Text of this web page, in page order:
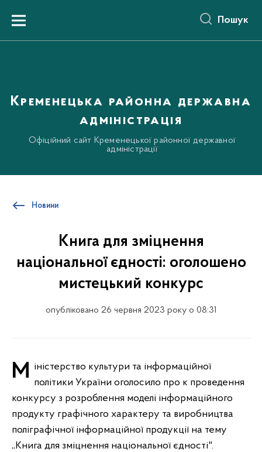
вмістуMenu Пошук
Кременецька районна державна
адміністрація
Офіційний сайт Кременецької районної державної
адміністрації
Новини
Книга для зміцнення
національної єдності: оголошено
мистецький конкурс
опубліковано 26 червня 2023 року о 08:31
Міністерство культури та інформаційної політики України оголосило про к проведення
конкурсу з розроблення моделі інформаційного
продукту графічного характеру та виробництва
поліграфічної інформаційної продукції на тему
,,Книга для зміцнення національної єдності".